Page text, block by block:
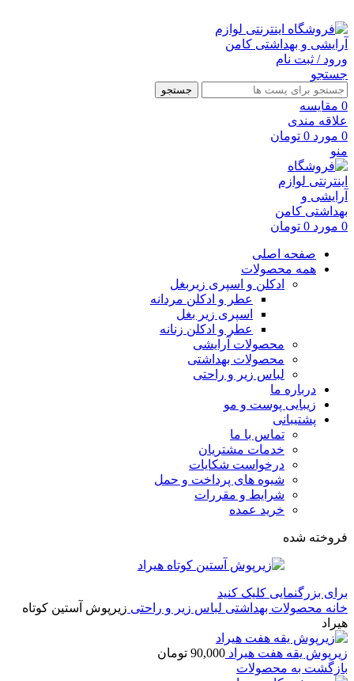
ورود / ثبت نام
جستجو
جستجو
0 مقايسه
علاقه مندی
0 مورد 0 تومان
منو
0 مورد 0 تومان
صفحه اصلی
همه محصولات
ادکلن و اسپری زیربغل
عطر و ادکلن مردانه
اسپری زیر بغل
عطر و ادکلن زنانه
محصولات آرایشی
محصولات بهداشتی
لباس زیر و راحتی
درباره ما
زیبایی پوست و مو
پشتیبانی
تماس با ما
خدمات مشتریان
درخواست شکایات
شیوه های پرداخت و حمل
شرایط و مقررات
خرید عمده
فروخته شده
برای بزرگنمایی کلیک کنید
خانه محصولات بهداشتی لباس زیر و راحتی زیرپوش آستین کوتاه
هیراد
زیرپوش یقه هفت هیراد 90,000 تومان
بازگشت به محصولات